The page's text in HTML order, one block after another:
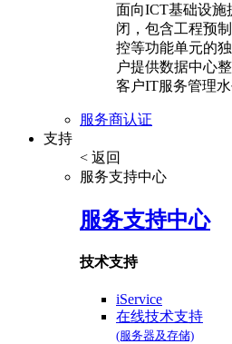
面向ICT基础设施
闭，包含工程预
控等功能单元的
户提供数据中心
客户IT服务管理水
服务商认证
支持
< 返回
服务支持中心
服务支持中心
技术支持
iService
在线技术支持
(服务器及存储)